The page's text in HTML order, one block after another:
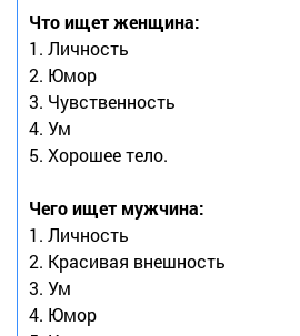
Что ищет женщина:
1. Личность
2. Юмор
3. Чувственность
4. Ум
5. Хорошее тело.
Чего ищет мужчина:
1. Личность
2. Красивая внешность
3. Ум
4. Юмор